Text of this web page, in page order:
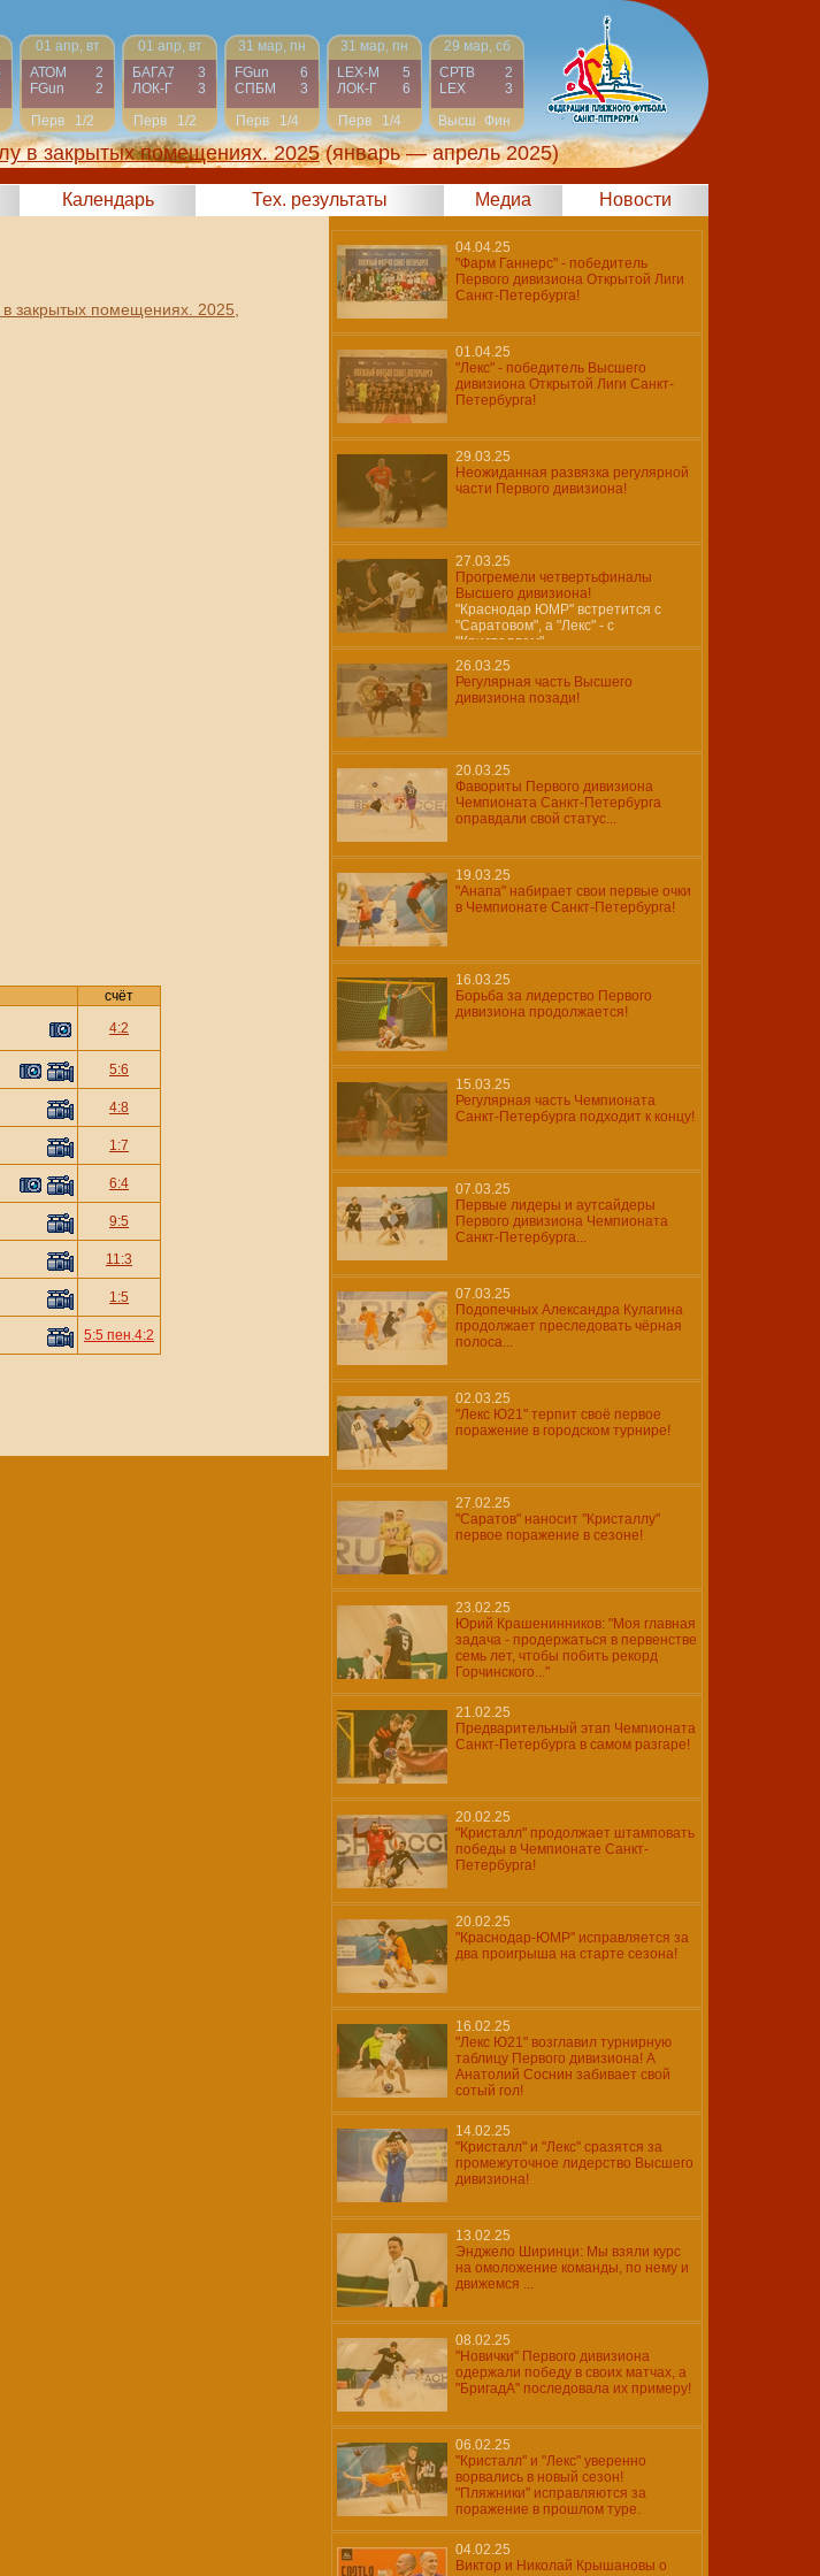
01 апр, вт
АТОМ
2
FGun
2
Перв
1/2
01 апр, вт
БАГА7
3
ЛОК-Г
3
Перв
1/2
31 мар, пн
FGun
6
СПБМ
3
Перв
1/4
31 мар, пн
LEX-М
5
ЛОК-Г
6
Перв
1/4
29 мар, сб
СРТВ
2
LEX
3
Высш Фин
в закрытых помещениях. 2025 (январь — апрель 2025)
Календарь Тех. результаты Медиа Новости
закрытых помещениях. 2025
счёт
4:2
5:6
4:8
1:7
6:4
9:5
11:3
1:5
5:5 пен.4:2
04.04.25
"Фарм Ганнерс" - победитель
Первого дивизиона Открытой Лиги
Санкт-Петербурга!
01.04.25
"Лекс" - победитель Высшего
дивизиона Открытой Лиги Санкт-
Петербурга!
29.03.25
Неожиданная развязка регулярной
части Первого дивизиона!
27.03.25
Прогремели четвертьфиналы
Высшего дивизиона!
"Краснодар ЮМР" встретится с
"Саратовом", а "Лекс" - с
"Кристаллом"...
26.03.25
Регулярная часть Высшего
дивизиона позади!
20.03.25
Фавориты Первого дивизиона
Чемпионата Санкт-Петербурга
оправдали свой статус...
19.03.25
"Анапа" набирает свои первые очки
в Чемпионате Санкт-Петербурга!
16.03.25
Борьба за лидерство Первого
дивизиона продолжается!
15.03.25
Регулярная часть Чемпионата
Санкт-Петербурга подходит к концу!
07.03.25
Первые лидеры и аутсайдеры
Первого дивизиона Чемпионата
Санкт-Петербурга...
07.03.25
Подопечных Александра Кулагина
продолжает преследовать чёрная
полоса...
02.03.25
"Лекс Ю21" терпит своё первое
поражение в городском турнире!
27.02.25
"Саратов" наносит "Кристаллу"
первое поражение в сезоне!
23.02.25
Юрий Крашенинников: "Моя главная
задача - продержаться в первенстве
семь лет, чтобы побить рекорд
Горчинского..."
21.02.25
Предварительный этап Чемпионата
Санкт-Петербурга в самом разгаре!
20.02.25
"Кристалл" продолжает штамповать
победы в Чемпионате Санкт-
Петербурга!
20.02.25
"Краснодар-ЮМР" исправляется за
два проигрыша на старте сезона!
16.02.25
"Лекс Ю21" возглавил турнирную
таблицу Первого дивизиона! А
Анатолий Соснин забивает свой
сотый гол!
14.02.25
"Кристалл" и "Лекс" сразятся за
промежуточное лидерство Высшего
дивизиона!
13.02.25
Энджело Ширинци: Мы взяли курс
на омоложение команды, по нему и
движемся ...
08.02.25
"Новички" Первого дивизиона
одержали победу в своих матчах, а
"БригадА" последовала их примеру!
06.02.25
"Кристалл" и "Лекс" уверенно
ворвались в новый сезон!
"Пляжники" исправляются за
поражение в прошлом туре.
04.02.25
Виктор и Николай Крышановы о